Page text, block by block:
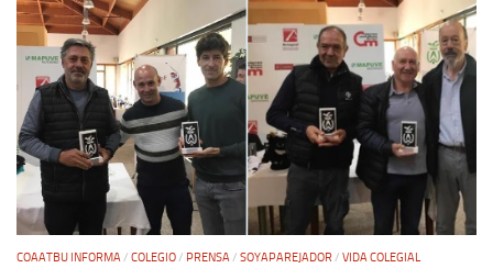
COAATBU INFORMA / COLEGIO / PRENSA / SOYAPAREJADOR / VIDA COLEGIAL